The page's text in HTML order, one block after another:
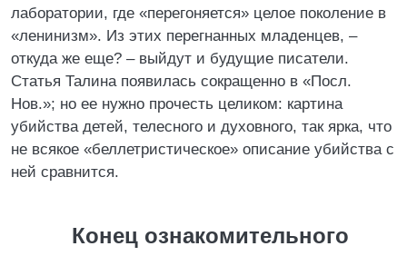
лаборатории, где «перегоняется» целое поколение в
«ленинизм». Из этих перегнанных младенцев, –
откуда же еще? – выйдут и будущие писатели.
Статья Талина появилась сокращенно в «Посл.
Нов.»; но ее нужно прочесть целиком: картина
убийства детей, телесного и духовного, так ярка, что
не всякое «беллетристическое» описание убийства с
ней сравнится.
Конец ознакомительного